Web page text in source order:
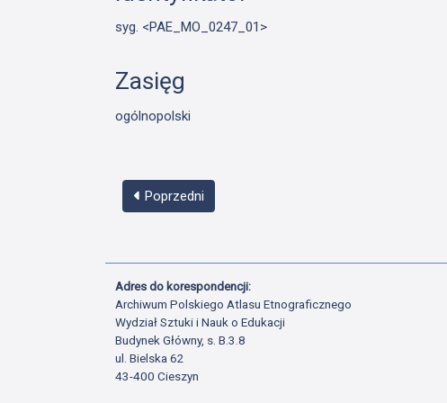
syg. <PAE_MO_0247_01>
Zasięg
ogólnopolski
Poprzedni
Adres do korespondencji:
Archiwum Polskiego Atlasu Etnograficznego
Wydział Sztuki i Nauk o Edukacji
Budynek Główny, s. B.3.8
ul. Bielska 62
43-400 Cieszyn